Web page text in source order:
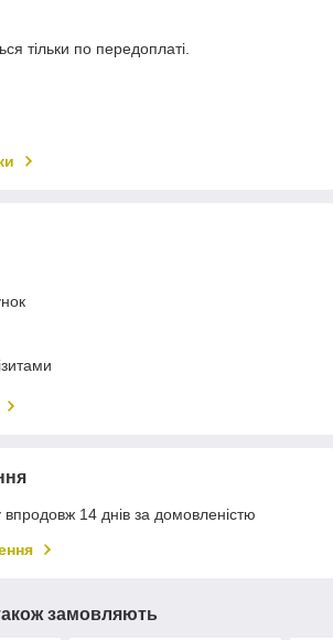
тільки по передоплаті.
14 днів за домовленістю
замовляють